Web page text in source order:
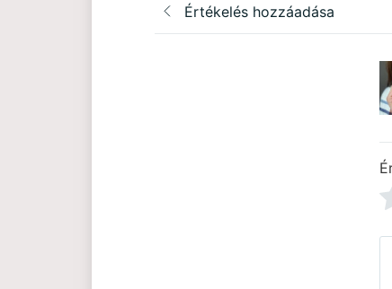
Értékelés hozzáadása